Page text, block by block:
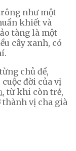
như một
khiết và
tàng là một
cây xanh, có
chủ đề,
đời của vị
, từ khi còn trẻ,
vị cha già